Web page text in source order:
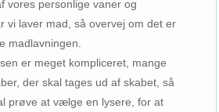
vores personlige vaner og
vi laver mad, så overvej om det er
madlavningen.
er meget kompliceret, mange
der skal tages ud af skabet, så
prøve at vælge en lysere, for at